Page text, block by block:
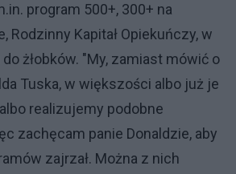
program 500+, 300+ na
Rodzinny Kapitał Opiekuńczy, w
żłobków. "My, zamiast mówić o
Tuska, w większości albo już je
realizujemy podobne
zachęcam panie Donaldzie, aby
zajrzał. Można z nich